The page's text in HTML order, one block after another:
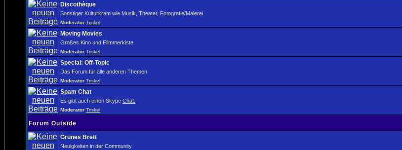
Discothèque
Sonstiger Kulturkram wie Musik, Theater, Fotografie/Malerei
Moderator Triskel
Moving Movies
Großes Kino und Flimmerkiste
Moderator Triskel
Special: Off-Topic
Das Forum für alle anderen Themen
Moderator Triskel
Spam Chat
Es gibt auch einen Skype Chat.
Moderator Triskel
Forum Outside
Grünes Brett
Neuigkeiten in der Community